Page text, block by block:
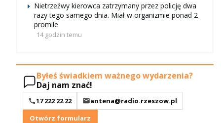
Nietrzeźwy kierowca zatrzymany przez policję dwa
razy tego samego dnia. Miał w organizmie ponad 2
promile
14 godzin temu
Byłeś świadkiem ważnego wydarzenia?
Daj nam znać!
17 222 22 22
antena@radio.rzeszow.pl
Otwórz formularz